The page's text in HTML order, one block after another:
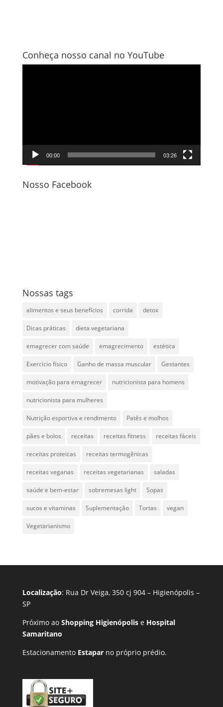
Conheça nosso canal no YouTube
00:00 03:26
Nosso Facebook
Nossas tags
alimentos e seus benefícios corrida detox
Dicas práticas dieta vegetariana
emagrecer com saúde emagrecimento estética
Exercício físico Ganho de massa muscular Gestantes
motivação para emagrecer nutricionista para homens
nutricionista para mulheres
Nutrição esportiva e rendimento Patês e molhos
pães e bolos receitas receitas fitness receitas fáceis
receitas proteicas receitas termogênicas
receitas veganas receitas vegetarianas saladas
saúde e bem-estar sobremesas light Sopas
sucos e vitaminas Suplementação Tortas vegan
Vegetarianismo
Localização: Rua Dr Veiga, 350 cj 904 – Higienópolis –
SP
Próximo ao Shopping Higienópolise Hospital
Samaritano
Estacionamento Estaparno próprio prédio.